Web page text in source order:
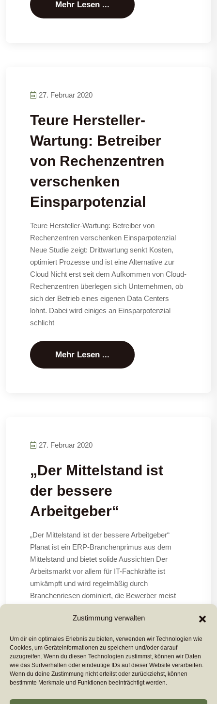
Zustimmung verwalten
Um dir ein optimales Erlebnis zu bieten, verwenden wir Technologien wie
Cookies, um Geräteinformationen zu speichern und/oder darauf
zuzugreifen. Wenn du diesen Technologien zustimmst, können wir Daten
wie das Surfverhalten oder eindeutige IDs auf dieser Website verarbeiten.
Wenn du deine Zustimmung nicht erteilst oder zurückziehst, können
bestimmte Merkmale und Funktionen beeinträchtigt werden.
Mehr Lesen ...
27. Februar 2020
Teure Hersteller-
Wartung: Betreiber
von Rechenzentren
verschenken
Einsparpotenzial
Teure Hersteller-Wartung: Betreiber von
Rechenzentren verschenken Einsparpotenzial
Neue Studie zeigt: Drittwartung senkt Kosten,
optimiert Prozesse und ist eine Alternative zur
Cloud Nicht erst seit dem Aufkommen von Cloud-
Rechenzentren überlegen sich Unternehmen, ob
sich der Betrieb eines eigenen Data Centers
lohnt. Dabei wird einiges an Einsparpotenzial
schlicht
Mehr Lesen ...
27. Februar 2020
„Der Mittelstand ist
der bessere
Arbeitgeber“
„Der Mittelstand ist der bessere Arbeitgeber“
Planat ist ein ERP-Branchenprimus aus dem
Mittelstand und bietet solide Aussichten Der
Arbeitsmarkt vor allem für IT-Fachkräfte ist
umkämpft und wird regelmäßig durch
Branchenriesen dominiert, die Bewerber meist
Die Enttäuschung kommt dann hinterher: „Der
Mehr Lesen ...